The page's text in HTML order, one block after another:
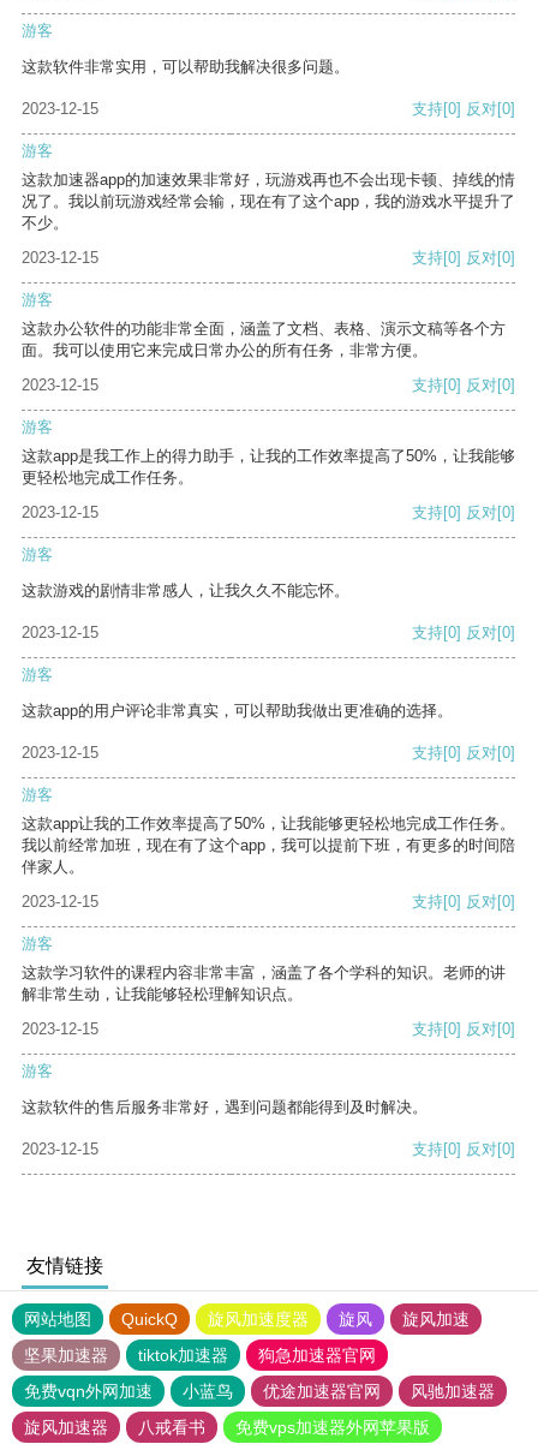
游客
这款软件非常实用，可以帮助我解决很多问题。
2023-12-15 支持[0] 反对[0]
游客
这款加速器app的加速效果非常好，玩游戏再也不会出现卡顿、掉线的情
况了。我以前玩游戏经常会输，现在有了这个app，我的游戏水平提升了
不少。
2023-12-15
支持[0] 反对[0]
游客
这款办公软件的功能非常全面，涵盖了文档、表格、演示文稿等各个方
面。我可以使用它来完成日常办公的所有任务，非常方便。
2023-12-15
支持[0] 反对[0]
游客
这款app是我工作上的得力助手，让我的工作效率提高了50%，让我能够
更轻松地完成工作任务。
2023-12-15
支持[0] 反对[0]
游客
这款游戏的剧情非常感人，让我久久不能忘怀。
2023-12-15 支持[0] 反对[0]
游客
这款app的用户评论非常真实，可以帮助我做出更准确的选择。
2023-12-15 支持[0] 反对[0]
游客
这款app让我的工作效率提高了50%，让我能够更轻松地完成工作任务。
我以前经常加班，现在有了这个app，我可以提前下班，有更多的时间陪
伴家人。
2023-12-15
支持[0] 反对[0]
游客
这款学习软件的课程内容非常丰富，涵盖了各个学科的知识。老师的讲
解非常生动，让我能够轻松理解知识点。
2023-12-15
支持[0] 反对[0]
游客
这款软件的售后服务非常好，遇到问题都能得到及时解决。
2023-12-15 支持[0] 反对[0]
友情链接
网站地图 QuickQ 旋风加速度器 旋风
旋风加速
坚果加速器
tiktok加速器
狗急加速器官网
免费vqn外网加速
小蓝鸟 优途加速器官网
风驰加速器
旋风加速器
八戒看书 免费vps加速器外网苹果版